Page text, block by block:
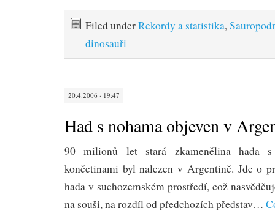
Filed underRekordy a statistika,
dinosauři
20.4.2006 · 19:47
Had s nohama objeven v
90 milionů let stará zkamenělina hada
končetinami byl nalezen v Argentině. Jde o
hada v suchozemském prostředí, což
na souši, na rozdíl od předchozích představ…